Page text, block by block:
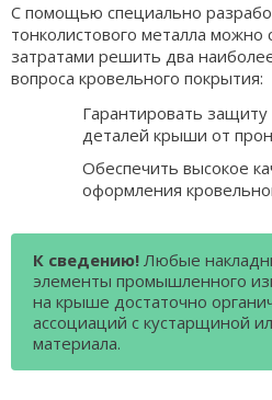
С помощью специально
тонколистового металла
затратами решить два
вопроса кровельного покрытия:
Гарантировать
деталей крыши от
Обеспечить высокое
оформления
К сведению! Любые
элементы промышленного
на крыше достаточно
ассоциаций с кустарщиной
материала.